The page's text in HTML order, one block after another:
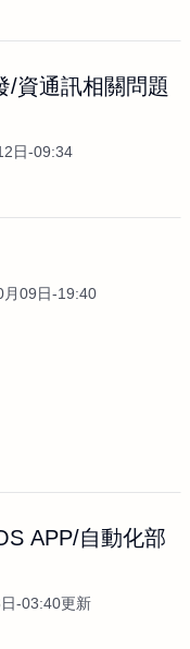
/資通訊相關問題
日-09:34
月09日-19:40
APP/自動化部
-03:40更新